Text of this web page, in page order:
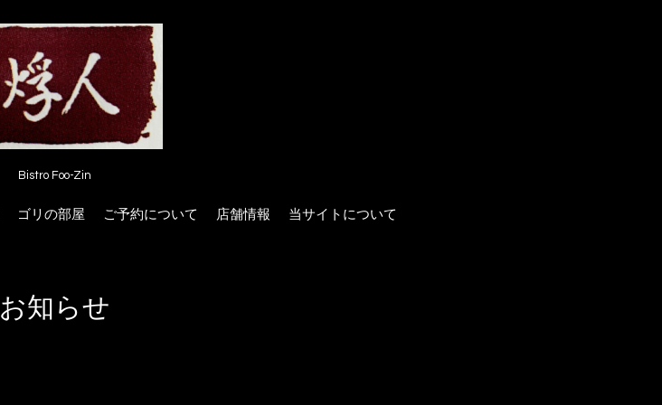
Bistro Foo-Zin
ゴリの部屋 ご予約について 店舗情報 当サイトについて
お知らせ